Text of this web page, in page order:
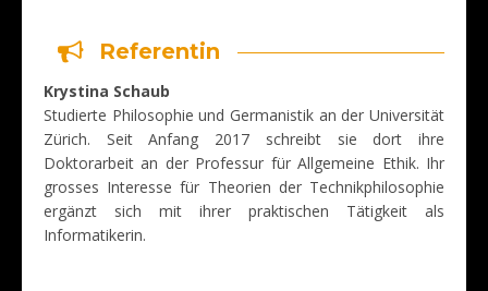
Referentin
Krystina Schaub
Studierte Philosophie und Germanistik an der Universität
Zürich. Seit Anfang 2017 schreibt sie dort ihre
Doktorarbeit an der Professur für Allgemeine Ethik. Ihr
grosses Interesse für Theorien der Technikphilosophie
ergänzt sich mit ihrer praktischen Tätigkeit als
Informatikerin.